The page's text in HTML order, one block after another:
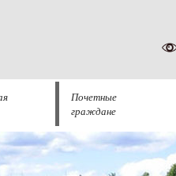
Почетные
граждане